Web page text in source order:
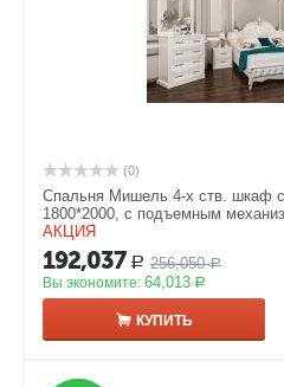
(0)
Спальня Мишель 4-х ств. шкаф
1800*2000, с подъемным
АКЦИЯ
192,037 Р 256,050 Р
Вы экономите: 64,013 Р
КУПИТЬ